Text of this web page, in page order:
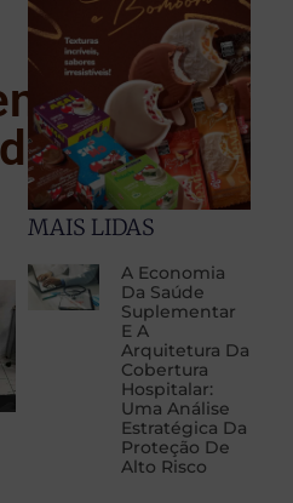
MAIS LIDAS
A Economia
Da Saúde
Suplementar
E A
Arquitetura Da
Cobertura
Hospitalar:
Uma Análise
Estratégica Da
Proteção De
Alto Risco